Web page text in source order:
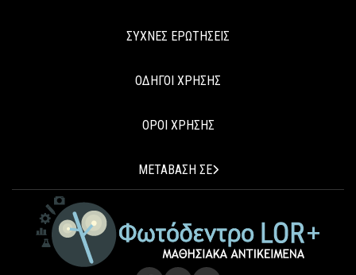
ΣΥΧΝΕΣ ΕΡΩΤΗΣΕΙΣ
ΟΔΗΓΟΙ ΧΡΗΣΗΣ
ΟΡΟΙ ΧΡΗΣΗΣ
ΜΕΤΑΒΑΣΗ ΣΕ